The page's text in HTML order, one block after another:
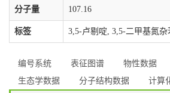
分子量 107.16
标签 3,5-卢剔啶, 3,5-二甲基氮杂
编号系统 表征图谱 物性数据
生态学数据
分子结构数据 计算